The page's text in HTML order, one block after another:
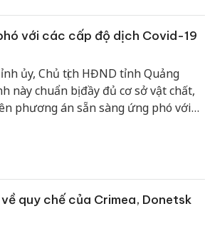
với các cấp độ dịch Covid-19
ủy, Chủ tịch HĐND tỉnh Quảng
này chuẩn bị đầy đủ cơ sở vật chất,
phương án sẵn sàng ứng phó với
quy chế của Crimea, Donetsk